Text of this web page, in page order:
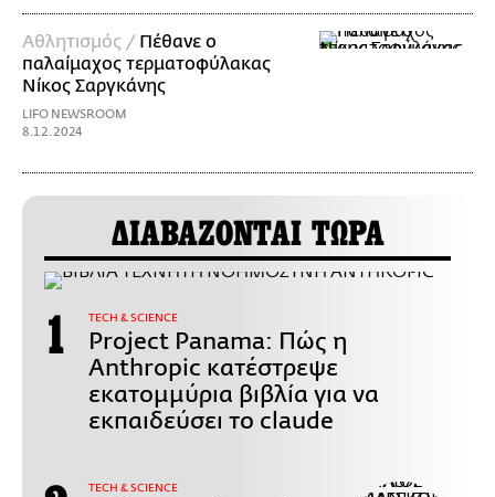
Αθλητισμός / Πέθανε ο
παλαίμαχος τερματοφύλακας
Νίκος Σαργκάνης
LIFO NEWSROOM
8.12.2024
ΔΙΑΒΑΖΟΝΤΑΙ ΤΩΡΑ
ΤECH & SCIENCE
Project Panama: Πώς η
Anthropic κατέστρεψε
εκατομμύρια βιβλία για να
εκπαιδεύσει το claude
ΤECH & SCIENCE